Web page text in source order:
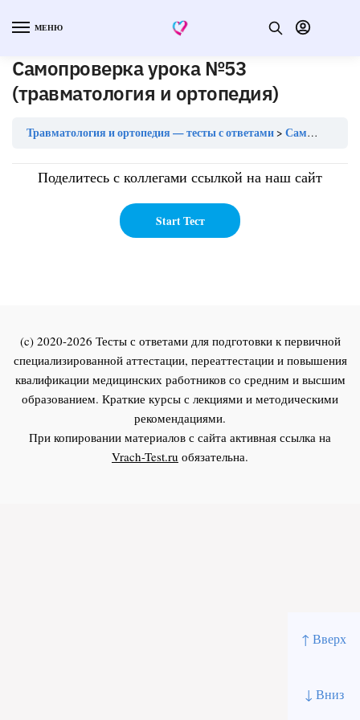
↑ Вверх
↓ Вниз
МЕНЮ
Самопроверка урока №53
(травматология и ортопедия)
Травматология и ортопедия — тесты с ответами Самопроверка урока №53 (травматология и ортопедия)
Поделитесь с коллегами ссылкой на наш сайт
(c) 2020-2026 Тесты с ответами для подготовки к первичной
специализированной аттестации, переаттестации и повышения
квалификации медицинских работников со средним и высшим
образованием. Краткие курсы с лекциями и методическими
рекомендациями.
При копировании материалов с сайта активная ссылка на
Vrach-Test.ru обязательна.